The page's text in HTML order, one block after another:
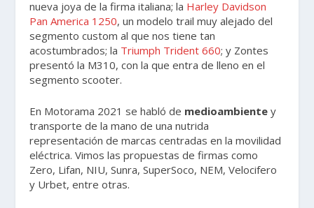
nueva joya de la firma italiana; la Harley Davidson
Pan America 1250, un modelo trail muy alejado del
segmento custom al que nos tiene tan
acostumbrados; la Triumph Trident 660; y Zontes
presentó la M310, con la que entra de lleno en el
segmento scooter.
En Motorama 2021 se habló de medioambiente y
transporte de la mano de una nutrida
representación de marcas centradas en la movilidad
eléctrica. Vimos las propuestas de firmas como
Zero, Lifan, NIU, Sunra, SuperSoco, NEM, Velocifero
y Urbet, entre otras.